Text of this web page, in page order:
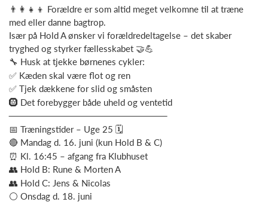
👨‍👩‍👧‍👦 Forældre er som altid meget velkomne til at træne
med eller danne bagtrop.
Især på Hold A ønsker vi forældredeltagelse – det skaber
tryghed og styrker fællesskabet 🤝💪
🔧 Husk at tjekke børnenes cykler:
✅ Kæden skal være flot og ren
✅ Tjek dækkene for slid og småsten
🛞 Det forebygger både uheld og ventetid
────────────────────────
📅 Træningstider – Uge 25 🗓️
🔴 Mandag d. 16. juni (kun Hold B & C)
⏰ Kl. 16:45 – afgang fra Klubhuset
👥 Hold B: Rune & Morten A
👥 Hold C: Jens & Nicolas
⚪ Onsdag d. 18. juni